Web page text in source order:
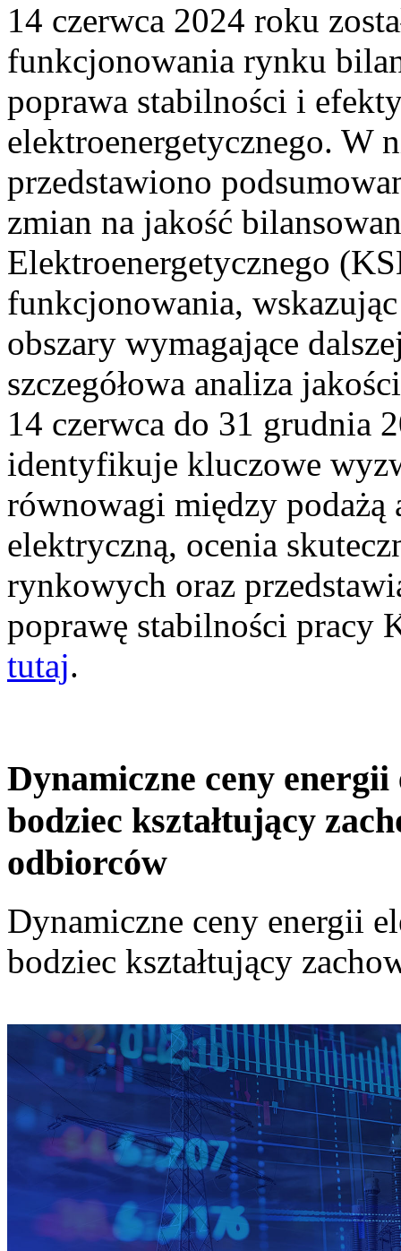
14 czerwca 2024 roku
funkcjonowania rynku
poprawa stabilności i
elektroenergetycznego. W
przedstawiono
zmian na jakość
Elektroenergetycznego
funkcjonowania,
obszary wymagające
szczegółowa analiza
14 czerwca do 31 grudnia
identyfikuje kluczowe
równowagi między podażą
elektryczną, ocenia
rynkowych oraz
poprawę stabilności pracy
tutaj.
Dynamiczne ceny
bodziec kształtujący
odbiorców
Dynamiczne ceny energii
bodziec kształtujący